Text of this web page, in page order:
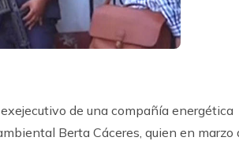
de una compañía energética
Berta Cáceres, quien en marzo